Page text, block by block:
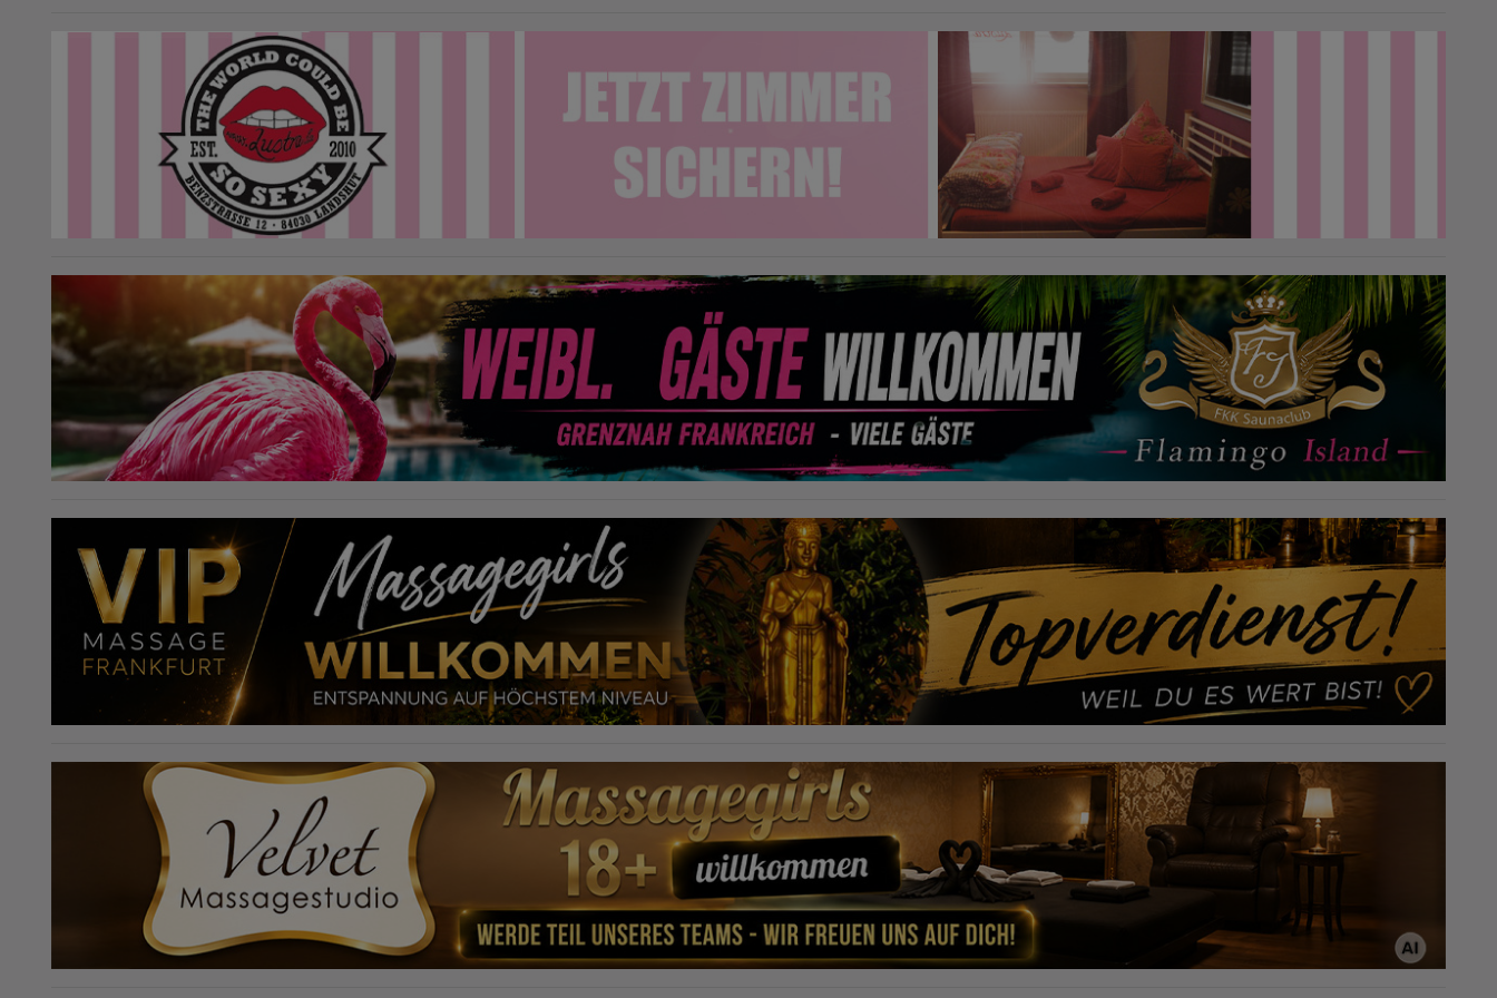
this means that all data is collected anonymously. Only in exceptional
cases will the full IP address be transmitted to a Google server in the USA
and shortened there. The IP address transmitted by the user's browser is
Information collected on visitor behavior is as follows:
Origin (country and city)
Resolution of the computer
Visitor source (Facebook, search engine, or referring website)
Which files were downloaded?
Which videos were watched?
Were any advertising banners clicked?
Where did the visitor go? Did he click on other pages of the portal or
did he leave it completely?
How long did the visitor stay?
Place of processing:
European Union & USA